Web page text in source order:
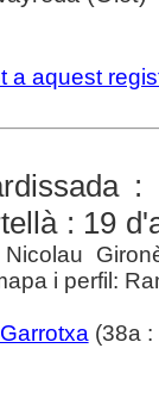
a aquest
: 19
i perfil:
(38a :